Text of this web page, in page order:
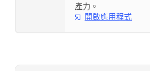
產力。
開啟應用程式